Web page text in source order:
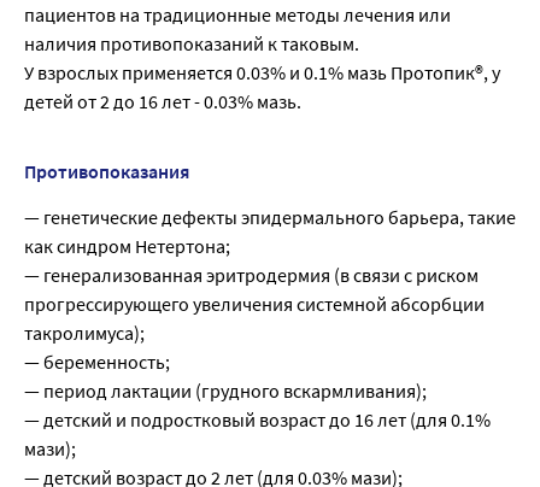
пациентов на традиционные методы лечения или
наличия противопоказаний к таковым.
У взрослых применяется 0.03% и 0.1% мазь Протопик®, у
детей от 2 до 16 лет - 0.03% мазь.
Противопоказания
— генетические дефекты эпидермального барьера, такие
как синдром Нетертона;
— генерализованная эритродермия (в связи с риском
прогрессирующего увеличения системной абсорбции
такролимуса);
— беременность;
— период лактации (грудного вскармливания);
— детский и подростковый возраст до 16 лет (для 0.1%
мази);
— детский возраст до 2 лет (для 0.03% мази);